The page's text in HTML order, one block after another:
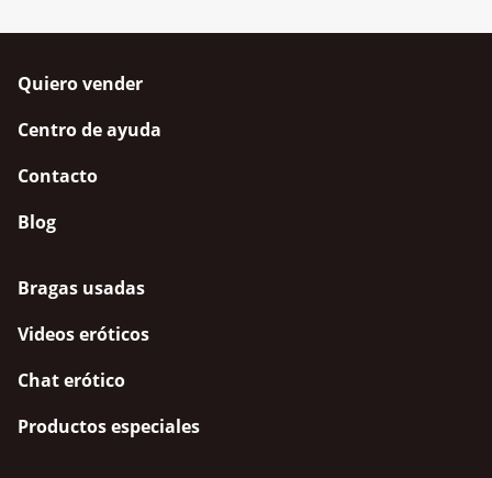
Quiero vender
Centro de ayuda
Contacto
Blog
Bragas usadas
Videos eróticos
Chat erótico
Productos especiales